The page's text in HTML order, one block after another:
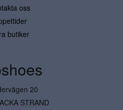
oss
butiker
20
STRAND